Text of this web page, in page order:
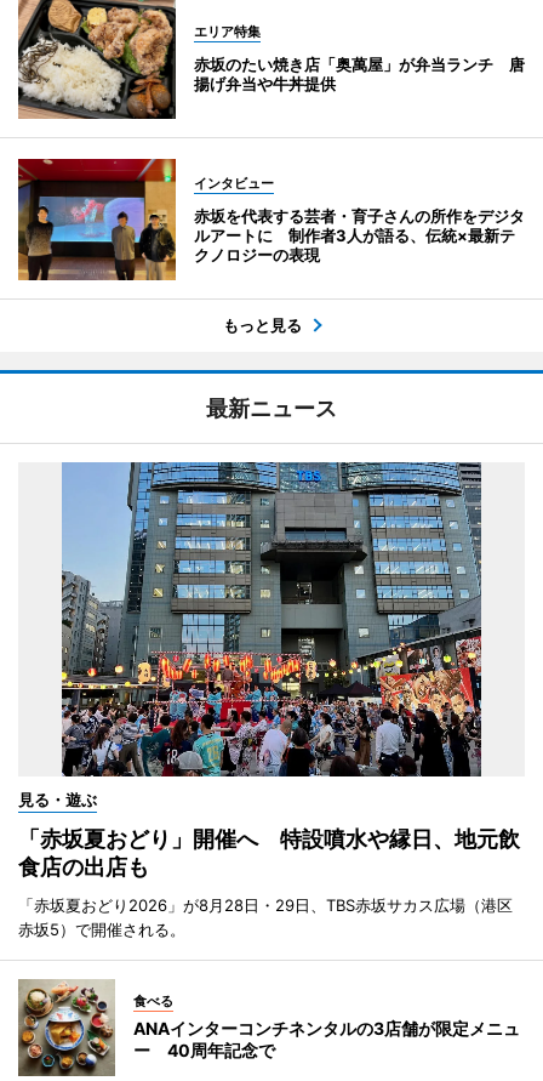
エリア特集
赤坂のたい焼き店「奥萬屋」が弁当ランチ 唐
揚げ弁当や牛丼提供
インタビュー
赤坂を代表する芸者・育子さんの所作をデジタ
ルアートに 制作者3人が語る、伝統×最新テ
クノロジーの表現
もっと見る
最新ニュース
見る・遊ぶ
「赤坂夏おどり」開催へ 特設噴水や縁日、地元飲
食店の出店も
「赤坂夏おどり2026」が8月28日・29日、TBS赤坂サカス広場（港区
赤坂5）で開催される。
食べる
ANAインターコンチネンタルの3店舗が限定メニュ
ー 40周年記念で